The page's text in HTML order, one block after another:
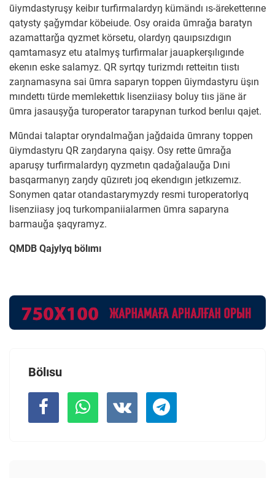
ūiymdastyruşy keibır turfirmalardyŋ kümändı ıs-äreketterıne
qatysty şaǧymdar köbeiude. Osy oraida ūmraǧa baratyn
azamattarǧa qyzmet körsetu, olardyŋ qauıpsızdıgın
qamtamasyz etu atalmyş turfirmalar jauapkerşılıgınde
ekenın eske salamyz. QR syrtqy turizmdı retteitın tiıstı
zaŋnamasyna sai ūmra saparyn toppen ūiymdastyru üşın
mındettı türde memlekettık lisenziiasy boluy tiıs jäne är
ūmra jasauşyǧa turoperator tarapynan turkod berıluı qajet.
Mūndai talaptar oryndalmaǧan jaǧdaida ūmrany toppen
ūiymdastyru QR zaŋdaryna qaişy. Osy rette ūmraǧa
aparuşy turfirmalardyŋ qyzmetın qadaǧalauǧa Dıni
basqarmanyŋ zaŋdy qūzıretı joq ekendıgın jetkızemız.
Sonymen qatar otandastarymyzdy resmi turoperatorlyq
lisenziiasy joq turkompaniialarmen ūmra saparyna
barmauǧa şaqyramyz.
QMDB Qajylyq bölımı
Bölısu